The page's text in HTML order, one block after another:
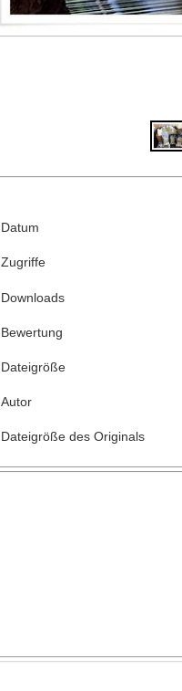
Datum
Zugriffe
Downloads
Bewertung
Dateigröße
Autor
Dateigröße des Originals